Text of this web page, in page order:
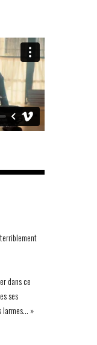
dans ce
ses
larmes… »